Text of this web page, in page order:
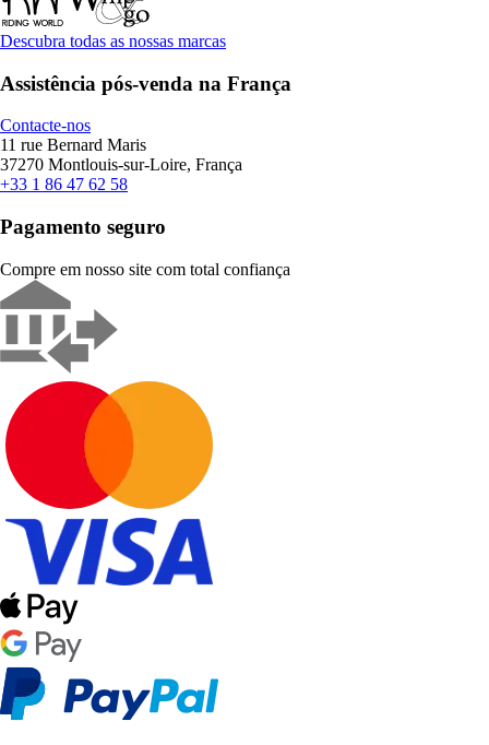
Descubra todas as nossas marcas
Assistência pós-venda na França
Contacte-nos
11 rue Bernard Maris
37270 Montlouis-sur-Loire, França
+33 1 86 47 62 58
Pagamento seguro
Compre em nosso site com total confiança